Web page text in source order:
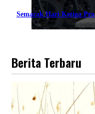
Semarak Hari Ketiga
Berita Terbaru